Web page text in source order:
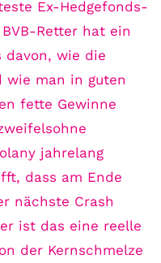
Ex-Hedgefonds-
Retter hat ein
davon, wie die
wie man in guten
fette Gewinne
jahrelang
dass am Ende
nächste Crash
ist das eine reelle
der Kernschmelze